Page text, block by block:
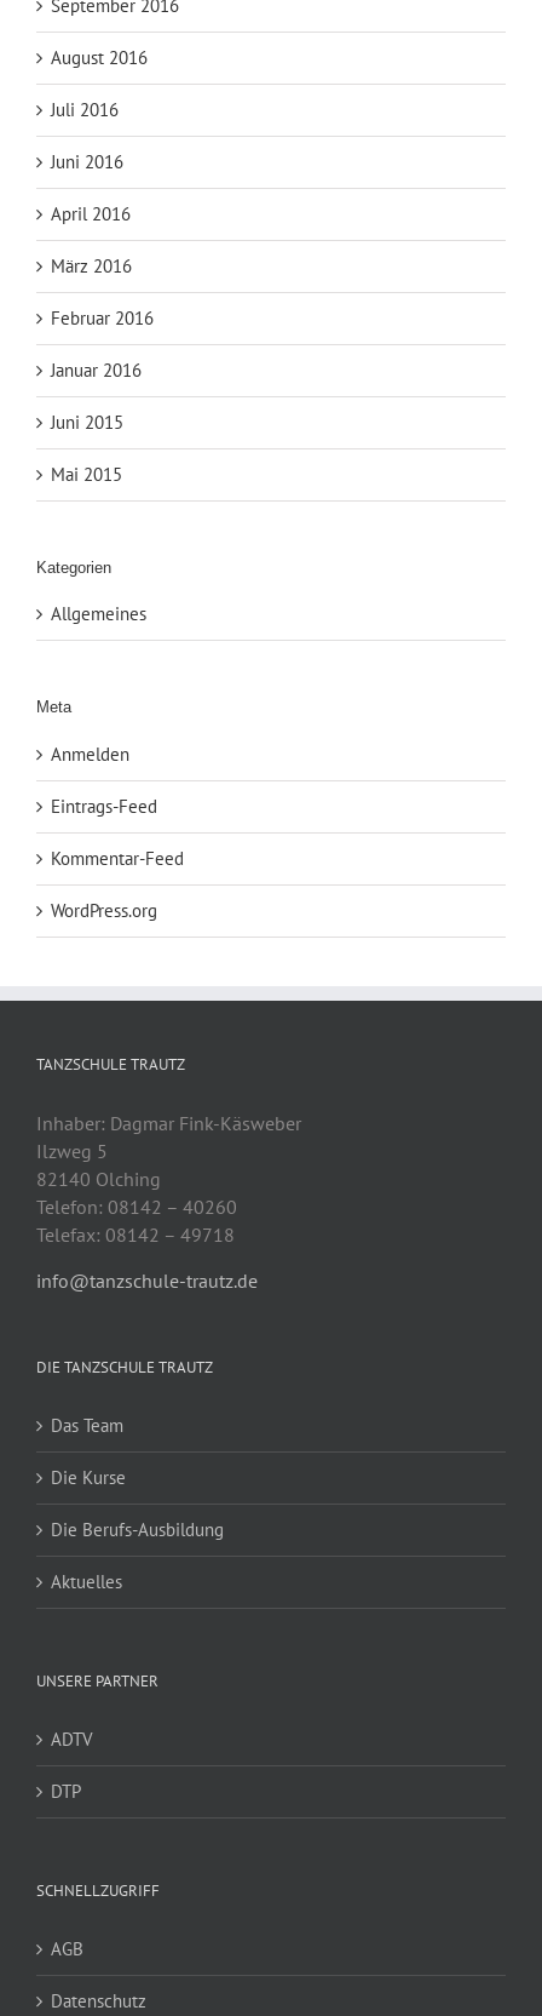
September 2016
August 2016
Juli 2016
Juni 2016
April 2016
März 2016
Februar 2016
Januar 2016
Juni 2015
Mai 2015
Kategorien
Allgemeines
Meta
Anmelden
Eintrags-Feed
Kommentar-Feed
WordPress.org
TANZSCHULE TRAUTZ
Inhaber: Dagmar Fink-Käsweber
Ilzweg 5
82140 Olching
Telefon: 08142 – 40260
Telefax: 08142 – 49718
info@tanzschule-trautz.de
DIE TANZSCHULE TRAUTZ
Das Team
Die Kurse
Die Berufs-Ausbildung
Aktuelles
UNSERE PARTNER
ADTV
DTP
SCHNELLZUGRIFF
AGB
Datenschutz